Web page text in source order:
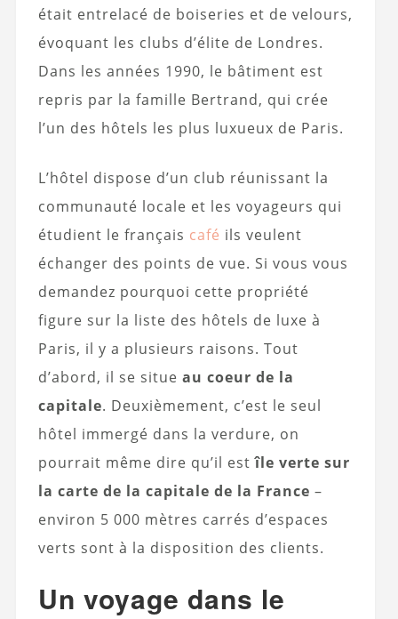
était entrelacé de boiseries et de velours,
évoquant les clubs d’élite de Londres.
Dans les années 1990, le bâtiment est
repris par la famille Bertrand, qui crée
l’un des hôtels les plus luxueux de Paris.
L’hôtel dispose d’un club réunissant la
communauté locale et les voyageurs qui
étudient le français café ils veulent
échanger des points de vue. Si vous vous
demandez pourquoi cette propriété
figure sur la liste des hôtels de luxe à
Paris, il y a plusieurs raisons. Tout
d’abord, il se situe au coeur de la
capitale. Deuxièmement, c’est le seul
hôtel immergé dans la verdure, on
pourrait même dire qu’il estîle verte sur
la carte de la capitale de la France –
environ 5 000 mètres carrés d’espaces
verts sont à la disposition des clients.
Un voyage dans le